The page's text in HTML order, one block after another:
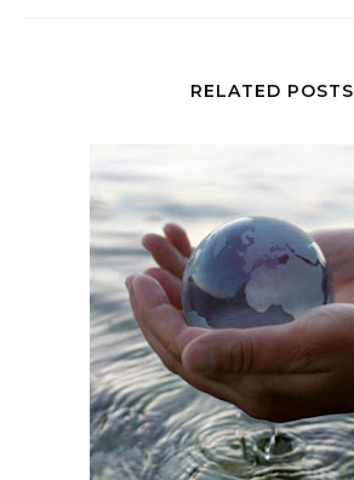
RELATED POSTS